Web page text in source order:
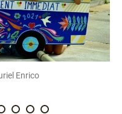
Enrico